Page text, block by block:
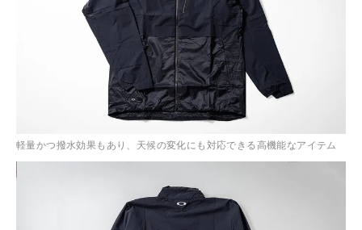
軽量かつ撥水効果もあり、天候の変化にも対応できる高機能なアイテム